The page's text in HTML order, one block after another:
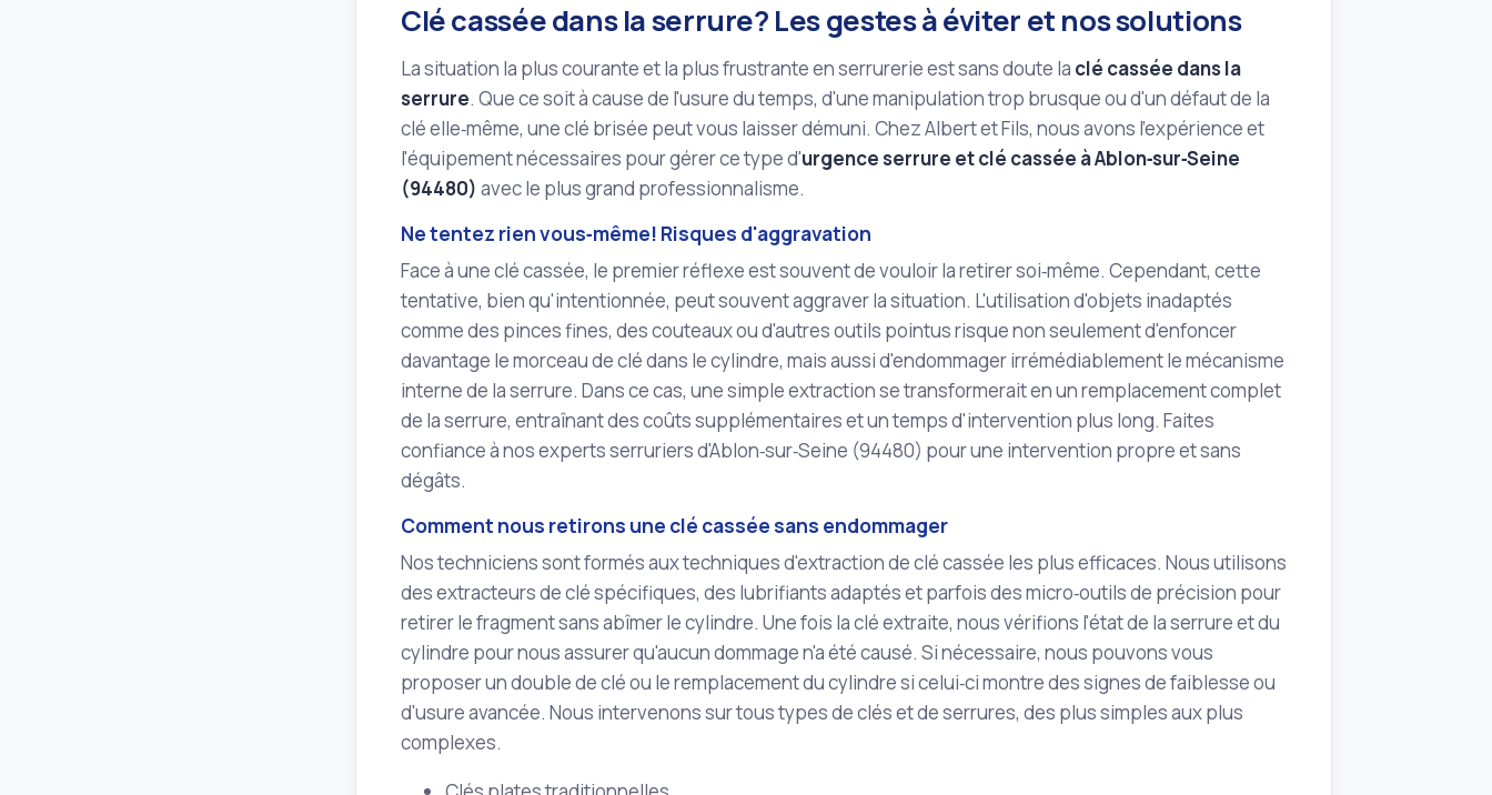
Clé cassée dans la serrure? Les gestes à éviter et nos solutions
La situation la plus courante et la plus frustrante en serrurerie est sans doute la clé cassée dans la
serrure. Que ce soit à cause de l'usure du temps, d'une manipulation trop brusque ou d'un défaut de la
clé elle‑même, une clé brisée peut vous laisser démuni. Chez Albert et Fils, nous avons l'expérience et
l'équipement nécessaires pour gérer ce type d'urgence serrure et clé cassée à Ablon‑sur‑Seine
(94480) avec le plus grand professionnalisme.
Ne tentez rien vous‑même! Risques d'aggravation
Face à une clé cassée, le premier réflexe est souvent de vouloir la retirer soi‑même. Cependant, cette
tentative, bien qu'intentionnée, peut souvent aggraver la situation. L'utilisation d'objets inadaptés
comme des pinces fines, des couteaux ou d'autres outils pointus risque non seulement d'enfoncer
davantage le morceau de clé dans le cylindre, mais aussi d'endommager irrémédiablement le mécanisme
interne de la serrure. Dans ce cas, une simple extraction se transformerait en un remplacement complet
de la serrure, entraînant des coûts supplémentaires et un temps d'intervention plus long. Faites
confiance à nos experts serruriers d'Ablon‑sur‑Seine (94480) pour une intervention propre et sans
dégâts.
Comment nous retirons une clé cassée sans endommager
Nos techniciens sont formés aux techniques d'extraction de clé cassée les plus efficaces. Nous utilisons
des extracteurs de clé spécifiques, des lubrifiants adaptés et parfois des micro‑outils de précision pour
retirer le fragment sans abîmer le cylindre. Une fois la clé extraite, nous vérifions l'état de la serrure et du
cylindre pour nous assurer qu'aucun dommage n'a été causé. Si nécessaire, nous pouvons vous
proposer un double de clé ou le remplacement du cylindre si celui‑ci montre des signes de faiblesse ou
d'usure avancée. Nous intervenons sur tous types de clés et de serrures, des plus simples aux plus
complexes.